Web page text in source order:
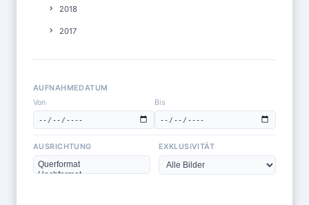
2018
2017
AUFNAHMEDATUM
Von
Bis
AUSRICHTUNG EXKLUSIVITÄT